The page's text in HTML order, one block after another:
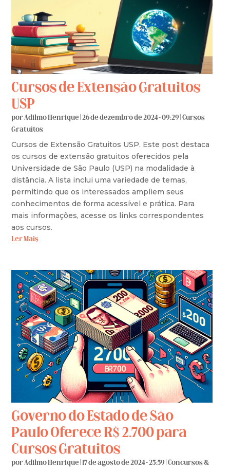
Cursos de Extensão Gratuitos
USP
porAdilmo Henrique |26 de dezembro de 2024 - 09:29 |Cursos
Gratuitos
Cursos de Extensão Gratuitos USP. Este post destaca
os cursos de extensão gratuitos oferecidos pela
Universidade de São Paulo (USP) na modalidade à
distância. A lista inclui uma variedade de temas,
permitindo que os interessados ampliem seus
conhecimentos de forma acessível e prática. Para
mais informações, acesse os links correspondentes
aos cursos.
Ler Mais
Governo do Estado de São
Paulo Oferece R$ 2.700 para
Cursos Gratuitos
porAdilmo Henrique 17 de agosto de 2024 - 23:59 |Concursos &